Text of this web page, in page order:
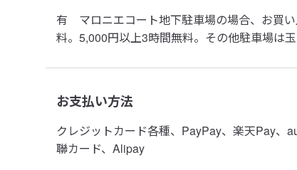
有 マロニエコート地下駐車場の場合、お買
料。5,000円以上3時間無料。その他駐車場は玉
お支払い方法
クレジットカード各種、PayPay、楽天Pay、
聯カード、Alipay